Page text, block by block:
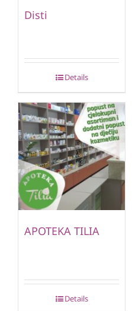
Disti
Details
APOTEKA TILIA
Details